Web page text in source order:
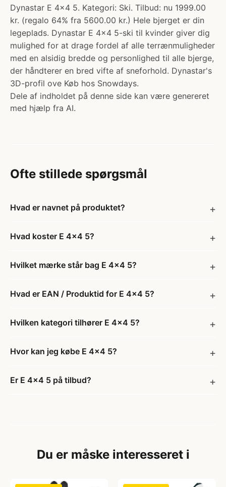
Dynastar E 4x4 5. Kategori: Ski. Tilbud: nu 1999.00
kr. (regalo 64% fra 5600.00 kr.) Hele bjerget er din
legeplads. Dynastar E 4x4 5-ski til kvinder giver dig
mulighed for at drage fordel af alle terrænmuligheder
med en alsidig bredde og personlighed til alle bjerge,
der håndterer en bred vifte af sneforhold. Dynastar's
3D-profil ove Køb hos Snowdays.
Dele af indholdet på denne side kan være genereret
med hjælp fra AI.
Ofte stillede spørgsmål
Hvad er navnet på produktet?
Hvad koster E 4x4 5?
Hvilket mærke står bag E 4x4 5?
Hvad er EAN / Produktid for E 4x4 5?
Hvilken kategori tilhører E 4x4 5?
Hvor kan jeg købe E 4x4 5?
Er E 4x4 5 på tilbud?
Du er måske interesseret i